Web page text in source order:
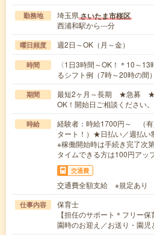
勤務地 埼玉県さいたま市桜区
西浦和駅から---分
曜日頻度 週2日～OK（月～金）
時間 〈1日3時間～OK！＊10～13
るシフト例（7時～20時の間
期間
最短2ヶ月～長期 ★急募 ★8
OK！開始日ご相談ください。
時給
経験者：時給1700円～ （有
タート！）★日払い／週払い
※稼働開始時は手続き完了次
タイムできる方は100円アッ
交通費
交通費全額支給 ※規定あり
仕事内容
保育士
【担任のサポート＊フリー
園時のお迎え／お送り・園